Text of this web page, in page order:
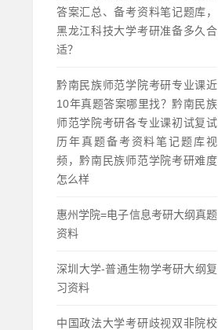
答案汇总、备考资料笔记题库，
黑龙江科技大学考研准备多久合
适？
黔南民族师范学院考研专业课近
10年真题答案哪里找？黔南民族
师范学院考研各专业课初试复试
历年真题备考资料笔记题库视
频，黔南民族师范学院考研难度
怎么样
惠州学院=电子信息考研大纲真题
资料
深圳大学-普通生物学考研大纲复
习资料
中国政法大学考研歧视双非院校